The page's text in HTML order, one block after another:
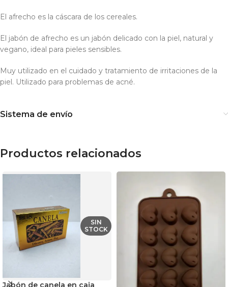
El afrecho es la cáscara de los cereales.
El jabón de afrecho es un jabón delicado con la piel, natural y
vegano, ideal para pieles sensibles.
Muy utilizado en el cuidado y tratamiento de irritaciones de la
piel. Utilizado para problemas de acné.
Sistema de envío
Productos relacionados
SIN
STOCK
Jabón de canela en caja